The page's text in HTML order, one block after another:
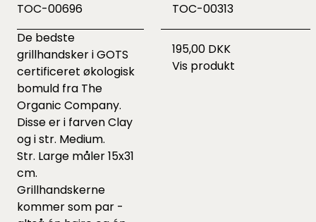
TOC-00696
De bedste
grillhandsker i GOTS
certificeret økologisk
bomuld fra The
Organic Company.
Disse er i farven Clay
og i str. Medium.
Str. Large måler 15x31
cm.
Grillhandskerne
kommer som par -
TOC-00313
195,00 DKK
Vis produkt